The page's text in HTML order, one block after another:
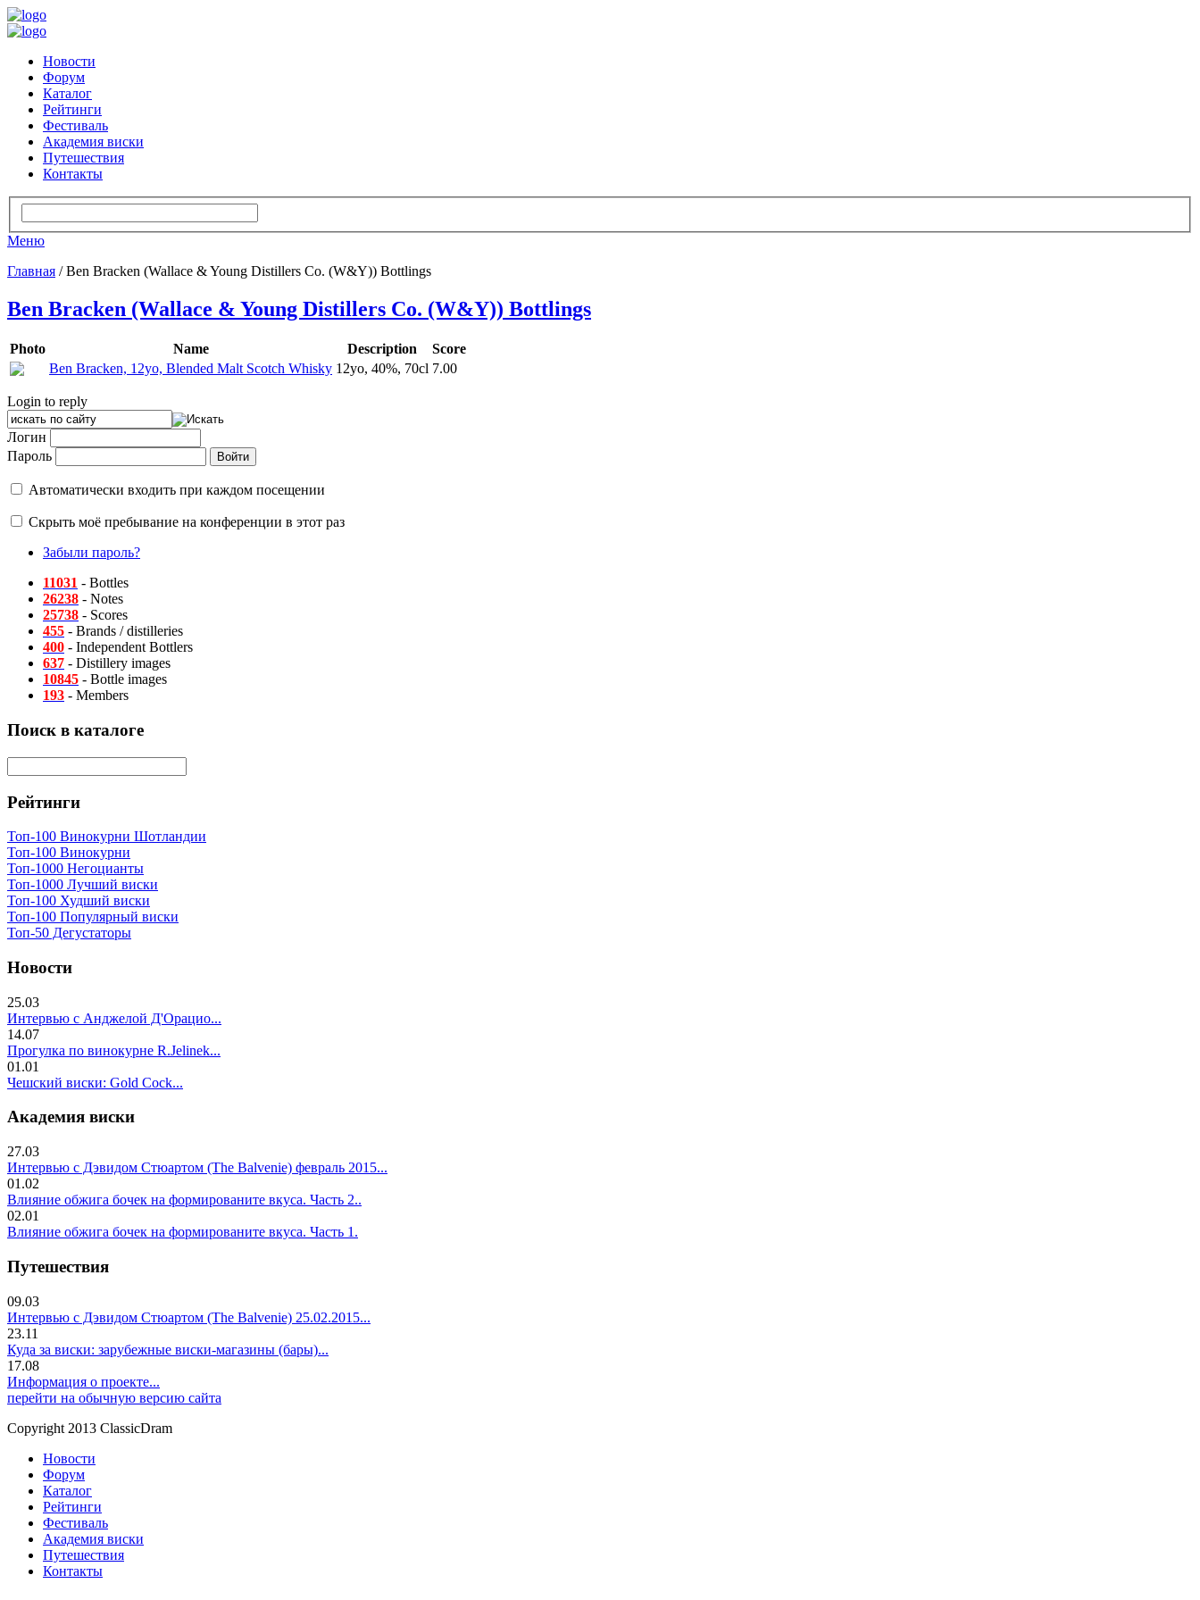
Новости
Форум
Каталог
Рейтинги
Фестиваль
Академия виски
Путешествия
Контакты
Меню
Главная / Ben Bracken (Wallace & Young Distillers Co. (W&Y)) Bottlings
Ben Bracken (Wallace & Young Distillers Co. (W&Y)) Bottlings
Photo Name Description
Score
Ben Bracken, 12yo, Blended Malt Scotch Whisky 12yo, 40%, 70cl 7.00
Login to reply
Логин
Пароль
Автоматически входить при каждом посещении
Скрыть моё пребывание на конференции в этот раз
Забыли пароль?
11031 - Bottles
26238 - Notes
25738 - Scores
455 - Brands / distilleries
400 - Independent Bottlers
637 - Distillery images
10845 - Bottle images
193 - Members
Поиск в каталоге
Рейтинги
Топ-100 Винокурни Шотландии
Топ-100 Винокурни
Топ-1000 Негоцианты
Топ-1000 Лучший виски
Топ-100 Худший виски
Топ-100 Популярный виски
Топ-50 Дегустаторы
Новости
25.03
Интервью с Анджелой Д'Орацио...
14.07
Прогулка по винокурне R.Jelinek...
01.01
Чешский виски: Gold Cock...
Академия виски
27.03
Интервью с Дэвидом Стюартом (The Balvenie) февраль 2015...
01.02
Влияние обжига бочек на формированите вкуса. Часть 2..
02.01
Влияние обжига бочек на формированите вкуса. Часть 1.
Путешествия
09.03
Интервью с Дэвидом Стюартом (The Balvenie) 25.02.2015...
23.11
Куда за виски: зарубежные виски-магазины (бары)...
17.08
Информация о проекте...
перейти на обычную версию сайта
Copyright 2013 ClassicDram
Новости
Форум
Каталог
Рейтинги
Фестиваль
Академия виски
Путешествия
Контакты